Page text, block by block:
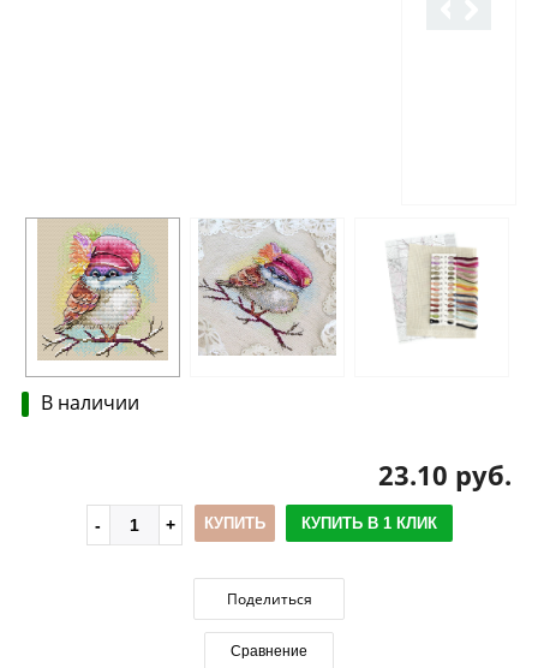
В наличии
23.10 руб.
КУПИТЬ КУПИТЬ В 1 КЛИК
Поделиться
Сравнение